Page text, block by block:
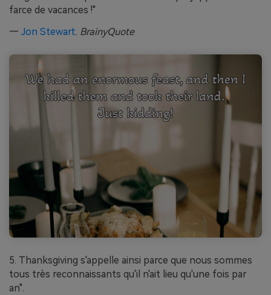
farce de vacances !"
— Jon Stewart. BrainyQuote
5. Thanksgiving s'appelle ainsi parce que nous sommes
tous très reconnaissants qu'il n'ait lieu qu'une fois par
an".